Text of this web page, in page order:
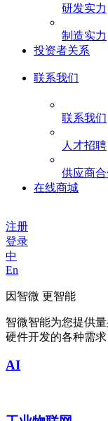
研发实力
制造实力
投资者关系
联系我们
联系我们
人才招聘
供应商
在线商城
注册
登录
中
En
因智微 更智能
智微智能为您提供
硬件开发的各种需
AI